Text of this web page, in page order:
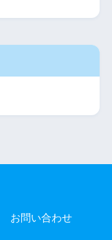
お問い合わせ